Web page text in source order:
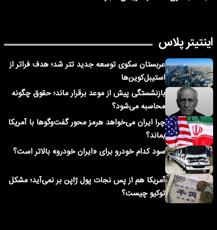
اینتیتر پلاس
عربستان سکوی توسعه جدید تتر شد؛ هدف فراتر از
استیبل‌کوین‌ها
بازنشستگی پیش از موعد برقرار ماند؛ حقوق چگونه
محاسبه می‌شود؟
چرا ایران می‌خواهد هرمز محور گفت‌وگوها با آمریکا
بماند؟
سود کدام خودرو برای «ایران خودرو» بالاتر است؟
آمریکا هم از پس نجات پول ژاپن بر نمی‌آید؛ مشکل
توکیو چیست؟